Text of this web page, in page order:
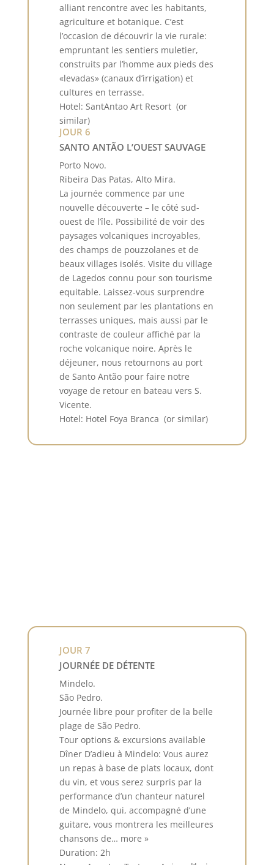
alliant rencontre avec les habitants,
agriculture et botanique. C’est
l’occasion de découvrir la vie rurale:
empruntant les sentiers muletier,
construits par l’homme aux pieds des
«levadas» (canaux d’irrigation) et
cultures en terrasse.
Hotel: SantAntao Art Resort (or
similar)
JOUR 6
SANTO ANTÃO L’OUEST SAUVAGE
Porto Novo.
Ribeira Das Patas, Alto Mira.
La journée commence par une
nouvelle découverte – le côté sud-
ouest de l’île. Possibilité de voir des
paysages volcaniques incroyables,
des champs de pouzzolanes et de
beaux villages isolés. Visite du village
de Lagedos connu pour son tourisme
equitable. Laissez-vous surprendre
non seulement par les plantations en
terrasses uniques, mais aussi par le
contraste de couleur affiché par la
roche volcanique noire. Après le
déjeuner, nous retournons au port
de Santo Antão pour faire notre
voyage de retour en bateau vers S.
Vicente.
Hotel: Hotel Foya Branca (or similar)
JOUR 7
JOURNÉE DE DÉTENTE
Mindelo.
São Pedro.
Journée libre pour profiter de la belle
plage de São Pedro.
Tour options & excursions available
Dîner D’adieu à Mindelo: Vous aurez
un repas à base de plats locaux, dont
du vin, et vous serez surpris par la
performance d’un chanteur naturel
de Mindelo, qui, accompagné d’une
guitare, vous montrera les meilleures
chansons de… more »
Duration: 2h